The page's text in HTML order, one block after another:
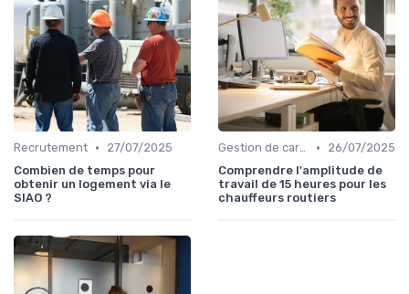
Recrutement •
27/07/2025
Combien de temps pour
obtenir un logement via le
SIAO ?
Gestion de carrière •
26/07/2025
Comprendre l'amplitude de
travail de 15 heures pour les
chauffeurs routiers